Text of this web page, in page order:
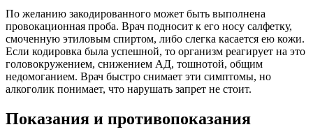
По желанию закодированного может быть выполнена
провокационная проба. Врач подносит к его носу салфетку,
смоченную этиловым спиртом, либо слегка касается ею кожи.
Если кодировка была успешной, то организм реагирует на это
головокружением, снижением АД, тошнотой, общим
недомоганием. Врач быстро снимает эти симптомы, но
алкоголик понимает, что нарушать запрет не стоит.
Показания и противопоказания